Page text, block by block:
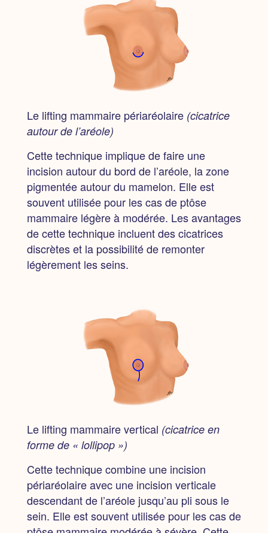
Le lifting mammaire périaréolaire (cicatrice
autour de l’aréole)
Cette technique implique de faire une
incision autour du bord de l’aréole, la zone
pigmentée autour du mamelon. Elle est
souvent utilisée pour les cas de ptôse
mammaire légère à modérée. Les avantages
de cette technique incluent des cicatrices
discrètes et la possibilité de remonter
légèrement les seins.
Le lifting mammaire vertical (cicatrice en
forme de « lollipop »)
Cette technique combine une incision
périaréolaire avec une incision verticale
descendant de l’aréole jusqu’au pli sous le
sein. Elle est souvent utilisée pour les cas de